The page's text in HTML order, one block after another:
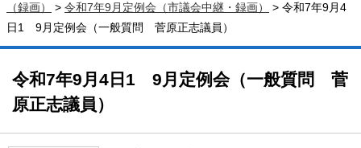
（録画）
> 令和7年9月定例会（市議会中継・録画）
> 令和7年9月4
日1 9月定例会（一般質問 菅原正志議員）
令和7年9月4日1 9月定例会（一般質問 菅
原正志議員）